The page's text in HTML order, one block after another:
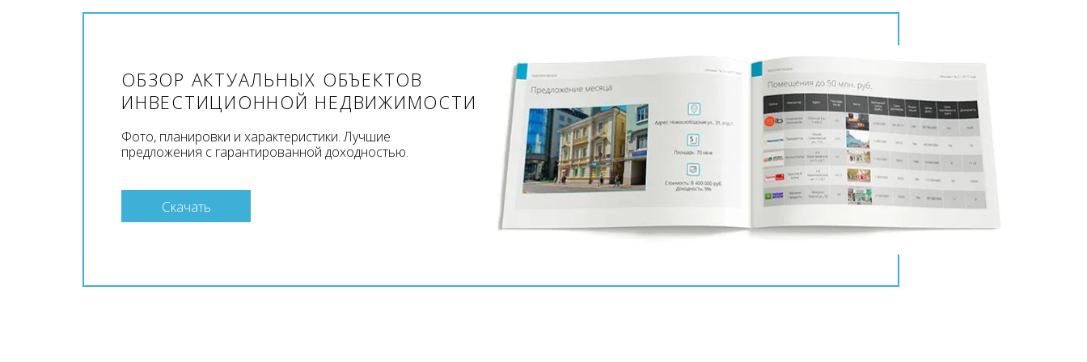
ОБЗОР АКТУАЛЬНЫХ ОБЪЕКТОВ
ИНВЕСТИЦИОННОЙ НЕДВИЖИМОСТИ
Фото, планировки и характеристики. Лучшие
предложения с гарантированной доходностью.
Скачать